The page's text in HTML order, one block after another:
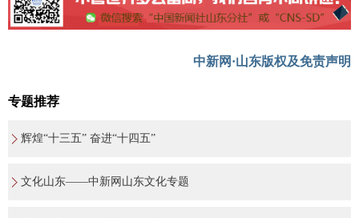
中新网·山东版权及免责声明
专题推荐
辉煌“十三五” 奋进“十四五”
文化山东——中新网山东文化专题